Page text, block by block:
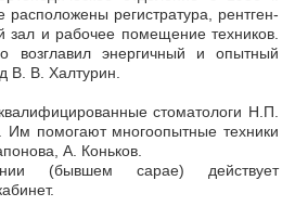
расположены регистратура, рентген-
зал и рабочее помещение техников.
возглавил энергичный и опытный
В. В. Халтурин.
стоматологи Н.П.
Им помогают многоопытные техники
А. Коньков.
(бывшем сарае) действует